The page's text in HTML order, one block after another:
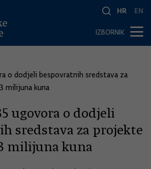
HR EN
IZBORNIK
o dodjeli bespovratnih sredstava za
milijuna kuna
ugovora o dodjeli
sredstava za projekte
milijuna kuna